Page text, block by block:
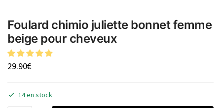
Foulard chimio juliette bonnet femme
beige pour cheveux
29.90€
14 en stock